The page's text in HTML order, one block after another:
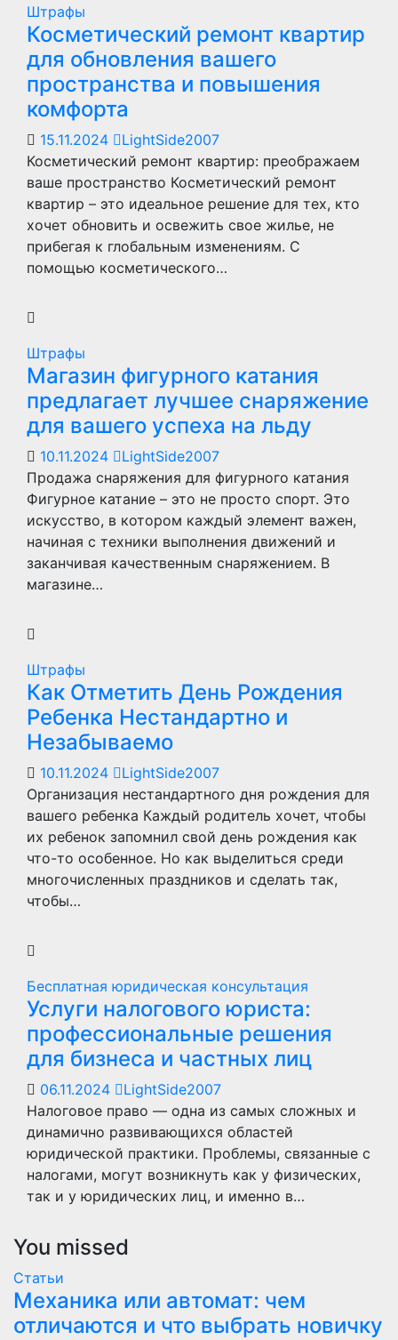
Штрафы
Косметический ремонт квартир
для обновления вашего
пространства и повышения
комфорта
15.11.2024
LightSide2007
Косметический ремонт квартир: преображаем
ваше пространство Косметический ремонт
квартир – это идеальное решение для тех, кто
хочет обновить и освежить свое жилье, не
прибегая к глобальным изменениям. С
помощью косметического…
Штрафы
Магазин фигурного катания
предлагает лучшее снаряжение
для вашего успеха на льду
10.11.2024
LightSide2007
Продажа снаряжения для фигурного катания
Фигурное катание – это не просто спорт. Это
искусство, в котором каждый элемент важен,
начиная с техники выполнения движений и
заканчивая качественным снаряжением. В
магазине…
Штрафы
Как Отметить День Рождения
Ребенка Нестандартно и
Незабываемо
10.11.2024
LightSide2007
Организация нестандартного дня рождения для
вашего ребенка Каждый родитель хочет, чтобы
их ребенок запомнил свой день рождения как
что-то особенное. Но как выделиться среди
многочисленных праздников и сделать так,
чтобы…
Бесплатная юридическая консультация
Услуги налогового юриста:
профессиональные решения
для бизнеса и частных лиц
06.11.2024
LightSide2007
Налоговое право — одна из самых сложных и
динамично развивающихся областей
юридической практики. Проблемы, связанные с
налогами, могут возникнуть как у физических,
так и у юридических лиц, и именно в…
You missed
Статьи
Механика или автомат: чем
отличаются и что выбрать новичку